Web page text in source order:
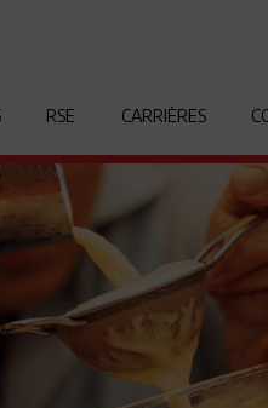
RSE CARRIÈRES